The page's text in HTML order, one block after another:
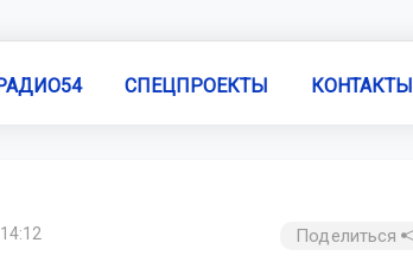
СПЕЦПРОЕКТЫ КОНТАКТЫ
Поделиться